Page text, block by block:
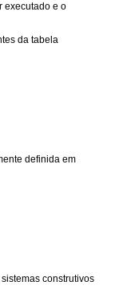
executado e o
da tabela
definida em
construtivos